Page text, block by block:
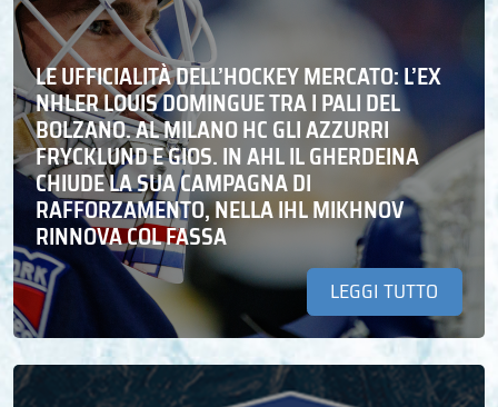
LE UFFICIALITÀ DELL’HOCKEY MERCATO: L’EX
NHLER LOUIS DOMINGUE TRA I PALI DEL
BOLZANO. AL MILANO HC GLI AZZURRI
FRYCKLUND E GIOS. IN AHL IL GHERDEINA
CHIUDE LA SUA CAMPAGNA DI
RAFFORZAMENTO, NELLA IHL MIKHNOV
RINNOVA COL FASSA
LEGGI TUTTO